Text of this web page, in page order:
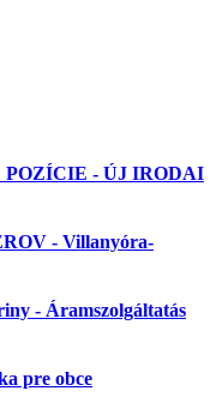
- ÚJ IRODAI
- Villanyóra-
- Áramszolgáltatás
pre obce